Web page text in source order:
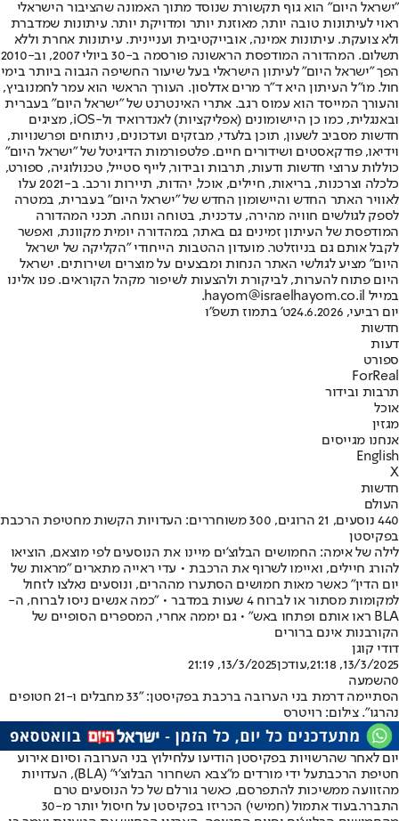
"ישראל היום" הוא גוף תקשורת שנוסד מתוך האמונה שהציבור הישראלי
ראוי לעיתונות טובה יותר, מאוזנת יותר ומדויקת יותר. עיתונות שמדברת
ולא צועקת. עיתונות אמינה, אובייקטיבית ועניינית. עיתונות אחרת וללא
תשלום. המהדורה המודפסת הראשונה פורסמה ב-30 ביולי 2007, וב-2010
הפך "ישראל היום" לעיתון הישראלי בעל שיעור החשיפה הגבוה ביותר בימי
חול. מו"ל העיתון היא ד"ר מרים אדלסון. העורך הראשי הוא עמר לחמנוביץ,
והעורך המייסד הוא עמוס רגב. אתרי האינטרנט של "ישראל היום" בעברית
ובאנגלית, כמו כן היישומונים (אפליקציות) לאנדרואיד ול-iOS, מציגים
חדשות מסביב לשעון, תוכן בלעדי, מבזקים ועדכונים, ניתוחים ופרשנויות,
וידיאו, פודקאסטים ושידורים חיים. פלטפורמות הדיגיטל של "ישראל היום"
כוללות ערוצי חדשות ודעות, תרבות ובידור, לייף סטייל, טכנולוגיה, ספורט,
כלכלה וצרכנות, בריאות, חיילים, אוכל, יהדות, תיירות ורכב. ב-2021 עלו
לאוויר האתר החדש והיישומון החדש של "ישראל היום" בעברית, במטרה
לספק לגולשים חוויה מהירה, עדכנית, בטוחה ונוחה. תכני המהדורה
המודפסת של העיתון זמינים גם באתר, במהדורה יומית מקוונת, ואפשר
לקבל אותם גם בניוזלטר. מועדון ההטבות הייחודי "הקליקה של ישראל
היום" מציע לגולשי האתר הנחות ומבצעים על מוצרים ושירותים. ישראל
היום פתוח להערות, לביקורת ולהצעות לשיפור מקהל הקוראים. פנו אלינו
במייל hayom@israelhayom.co.il.
יום רביעי, 24.6.2026
ט' בתמוז תשפ"ו
חדשות
דעות
ספורט
ForReal
תרבות ובידור
אוכל
מגזין
אנחנו מגייסים
English
X
חדשות
העולם
440 נוסעים, 21 הרוגים, 300 משוחררים: העדויות הקשות מחטיפת הרכבת
בפקיסטן
לילה של אימה: החמושים הבלוצ'ים מיינו את הנוסעים לפי מוצאם, הוציאו
להורג חיילים, ואיימו לשרוף את הרכבת • עדי ראייה מתארים "מראות של
יום הדין" כאשר מאות חמושים הסתערו מההרים, ונוסעים נאלצו לזחול
למקומות מסתור או לברוח 4 שעות במדבר • "כמה אנשים ניסו לברוח, ה-
BLA ראו אותם ופתחו באש" • גם יממה אחרי, המספרים הסופיים של
הקורבנות אינם ברורים
דודי קוגן
13/3/2025, 21:18
,עודכן13/3/2025, 21:19
0השמעה
הסתיימה דרמת בני הערובה ברכבת בפקיסטן: "33 מחבלים ו-21 חטופים
נהרגו". צילום: רויטרס
יום לאחר שהרשויות בפקיסטן הודיעו עלחילוץ בני הערובה וסיום אירוע
חטיפת הרכבתעל ידי מורדים מ"צבא השחרור הבלוצ'י" (BLA), ה
עדויות
מהזוועה ממשיכות להתפרסם, כאשר גורלם של כל הנוסעים טרם
התברר.
בעוד אתמול (חמישי) הכריזו בפקיסטן על חיסול יותר מ-30